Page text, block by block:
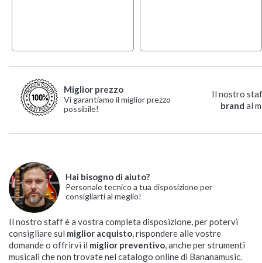
Miglior prezzo
Vi garantiamo il miglior prezzo
possibile!
Il nostro
brand al
Hai bisogno di aiuto?
Personale tecnico a tua disposizione per
consigliarti al meglio!
Il nostro staff è a vostra completa disposizione, per potervi
consigliare sul miglior acquisto, rispondere alle vostre
domande o offrirvi il miglior preventivo, anche per strumenti
musicali che non trovate nel catalogo online di Bananamusic.